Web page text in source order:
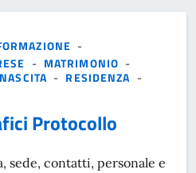
-
- MATRIMONIO -
NASCITA - RESIDENZA -
Protocollo
sede, contatti, personale e